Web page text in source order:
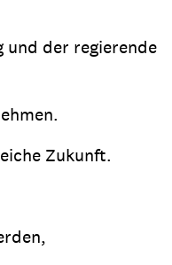
und der regierende
Zukunft.